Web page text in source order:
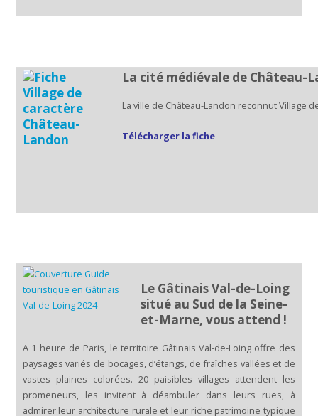
La cité médiévale de Château-
La ville de Château-Landon reconnut Village
Télécharger la fiche
Le Gâtinais Val-de-Loing
situé au Sud de la Seine-
et-Marne, vous attend !
A 1 heure de Paris, le territoire Gâtinais Val-de-Loing offre des
paysages variés de bocages, d’étangs, de fraîches vallées et de
vastes plaines colorées. 20 paisibles villages attendent les
promeneurs, les invitent à déambuler dans leurs rues, à
admirer leur architecture rurale et leur riche patrimoine typique